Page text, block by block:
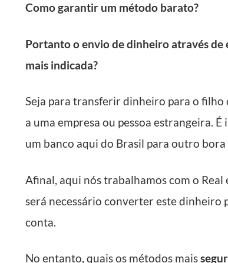
Como garantir um método barato?
Portanto o envio de dinheiro através de
mais indicada?
Seja para transferir dinheiro para o
a uma empresa ou pessoa estrangeira.
um banco aqui do Brasil para outro bora
Afinal, aqui nós trabalhamos com o Real
será necessário converter este dinheiro
conta.
No entanto, quais os métodos mais